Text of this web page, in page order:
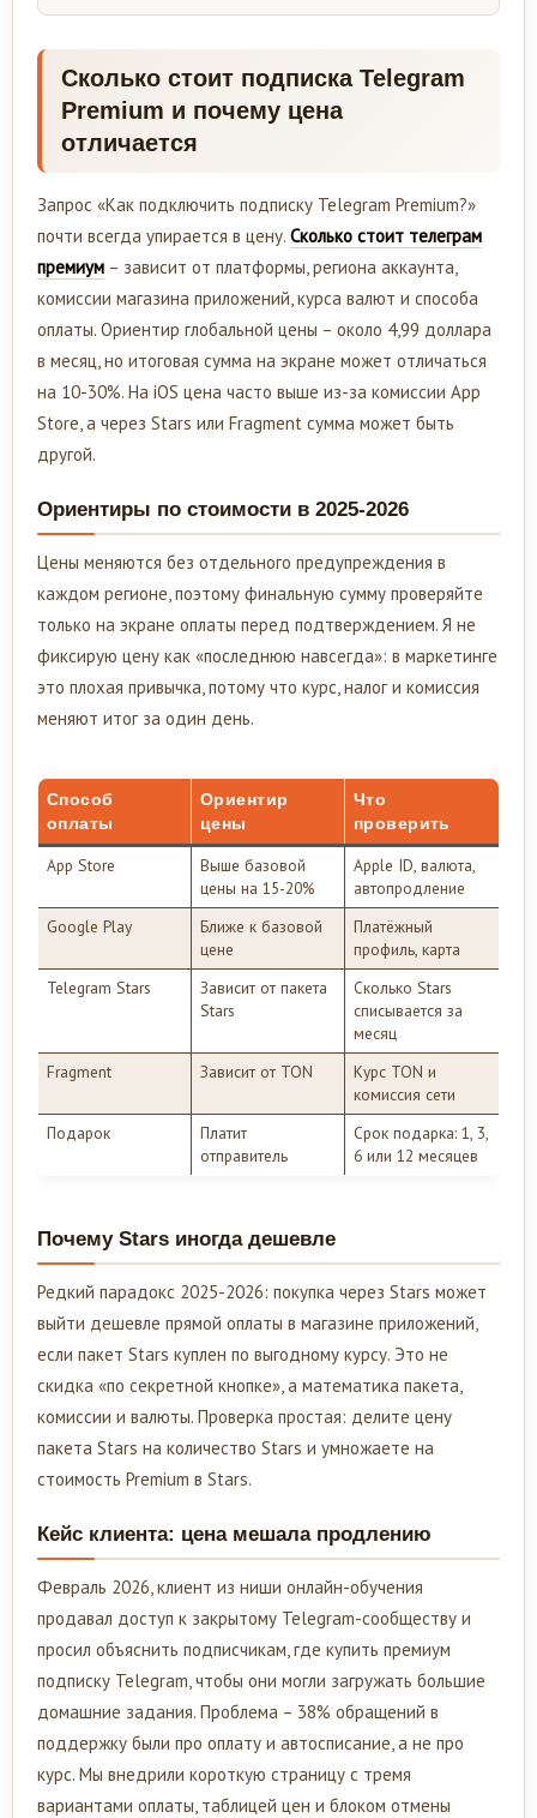
Сколько стоит подписка Telegram
Premium и почему цена
отличается
Запрос «Как подключить подписку Telegram Premium?»
почти всегда упирается в цену. Сколько стоит телеграм
премиум – зависит от платформы, региона аккаунта,
комиссии магазина приложений, курса валют и способа
оплаты. Ориентир глобальной цены – около 4,99 доллара
в месяц, но итоговая сумма на экране может отличаться
на 10-30%. На iOS цена часто выше из-за комиссии App
Store, а через Stars или Fragment сумма может быть
другой.
Ориентиры по стоимости в 2025-2026
Цены меняются без отдельного предупреждения в
каждом регионе, поэтому финальную сумму проверяйте
только на экране оплаты перед подтверждением. Я не
фиксирую цену как «последнюю навсегда»: в маркетинге
это плохая привычка, потому что курс, налог и комиссия
меняют итог за один день.
Способ
оплаты
Ориентир
цены
Что
проверить
App Store
Выше базовой
цены на 15-20%
Apple ID, валюта,
автопродление
Google Play
Ближе к базовой
цене
Платёжный
профиль, карта
Telegram Stars
Зависит от пакета
Stars
Сколько Stars
списывается за
месяц
Fragment
Зависит от TON
Курс TON и
комиссия сети
Подарок
Платит
отправитель
Срок подарка: 1, 3,
6 или 12 месяцев
Почему Stars иногда дешевле
Редкий парадокс 2025-2026: покупка через Stars может
выйти дешевле прямой оплаты в магазине приложений,
если пакет Stars куплен по выгодному курсу. Это не
скидка «по секретной кнопке», а математика пакета,
комиссии и валюты. Проверка простая: делите цену
пакета Stars на количество Stars и умножаете на
стоимость Premium в Stars.
Кейс клиента: цена мешала продлению
Февраль 2026, клиент из ниши онлайн-обучения
продавал доступ к закрытому Telegram-сообществу и
просил объяснить подписчикам, где купить премиум
подписку Telegram, чтобы они могли загружать большие
домашние задания. Проблема – 38% обращений в
поддержку были про оплату и автосписание, а не про
курс. Мы внедрили короткую страницу с тремя
вариантами оплаты, таблицей цен и блоком отмены